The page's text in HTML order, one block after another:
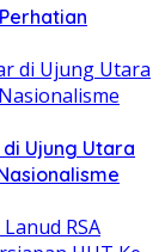
Ujung Utara